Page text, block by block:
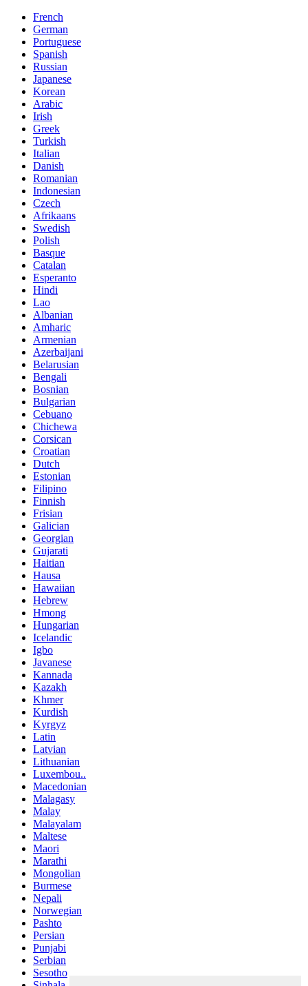
French
German
Portuguese
Spanish
Russian
Japanese
Korean
Arabic
Irish
Greek
Turkish
Italian
Danish
Romanian
Indonesian
Czech
Afrikaans
Swedish
Polish
Basque
Catalan
Esperanto
Hindi
Lao
Albanian
Amharic
Armenian
Azerbaijani
Belarusian
Bengali
Bosnian
Bulgarian
Cebuano
Chichewa
Corsican
Croatian
Dutch
Estonian
Filipino
Finnish
Frisian
Galician
Georgian
Gujarati
Haitian
Hausa
Hawaiian
Hebrew
Hmong
Hungarian
Icelandic
Igbo
Javanese
Kannada
Kazakh
Khmer
Kurdish
Kyrgyz
Latin
Latvian
Lithuanian
Luxembou..
Macedonian
Malagasy
Malay
Malayalam
Maltese
Maori
Marathi
Mongolian
Burmese
Nepali
Norwegian
Pashto
Persian
Punjabi
Serbian
Sesotho